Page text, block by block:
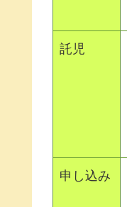
託児
申し込み